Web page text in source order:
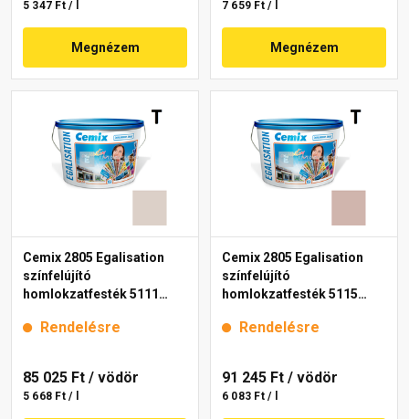
5 347 Ft / l
Megnézem
7 659 Ft / l
Megnézem
Cemix 2805 Egalisation
színfelújító
homlokzatfesték 5111
Rendelésre
85 025 Ft / vödör
5 668 Ft / l
Cemix 2805 Egalisation
színfelújító
homlokzatfesték 5115
Rendelésre
91 245 Ft / vödör
6 083 Ft / l